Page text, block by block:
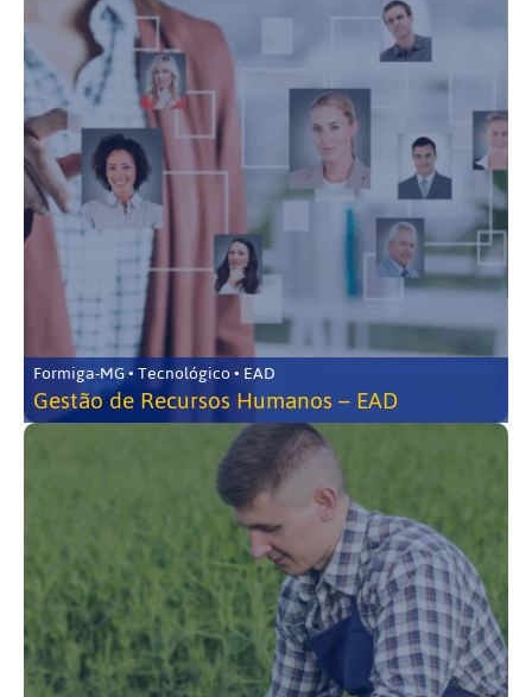
Formiga-MG • Tecnológico • EAD
Gestão de Recursos Humanos – EAD